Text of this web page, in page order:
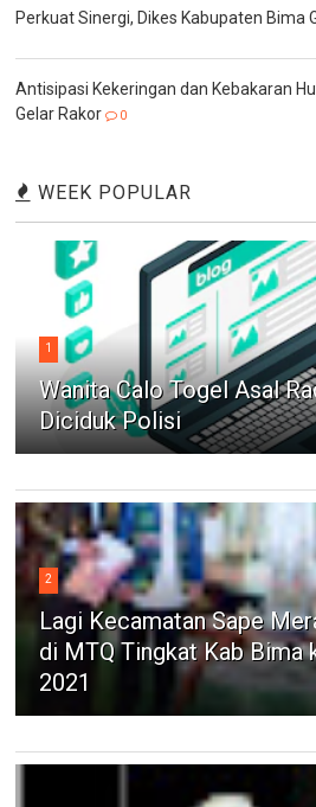
Perkuat Sinergi, Dikes Kabupaten Bima
Antisipasi Kekeringan dan Kebakaran
Gelar Rakor
0
WEEK POPULAR
1
Wanita Calo Togel Asal
Diciduk Polisi
2
Lagi Kecamatan Sape
di MTQ Tingkat Kab Bima
2021